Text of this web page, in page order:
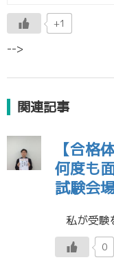
+1
-->
関連記事
【合
何度も
試験会
0